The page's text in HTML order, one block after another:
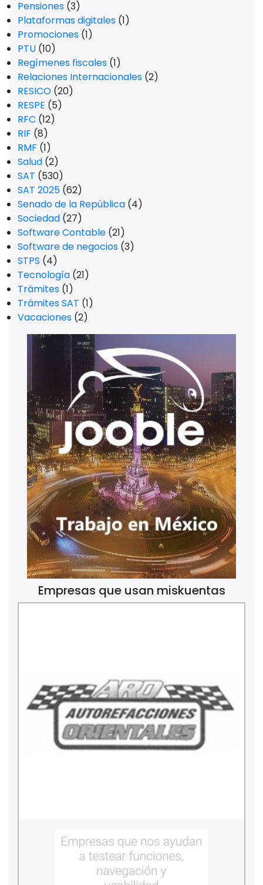
Pensiones (3)
Plataformas digitales (1)
Promociones (1)
PTU (10)
Regímenes fiscales (1)
Relaciones Internacionales (2)
RESICO (20)
RESPE (5)
RFC (12)
RIF (8)
RMF (1)
Salud (2)
SAT (530)
SAT 2025 (62)
Senado de la República (4)
Sociedad (27)
Software Contable (21)
Software de negocios (3)
STPS (4)
Tecnología (21)
Trámites (1)
Trámites SAT (1)
Vacaciones (2)
Empresas que usan miskuentas